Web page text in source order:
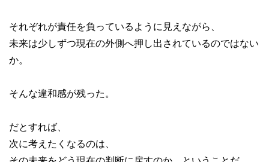
それぞれが責任を負っているように見えながら、
未来は少しずつ現在の外側へ押し出されているのではない
か。
そんな違和感が残った。
だとすれば、
次に考えたくなるのは、